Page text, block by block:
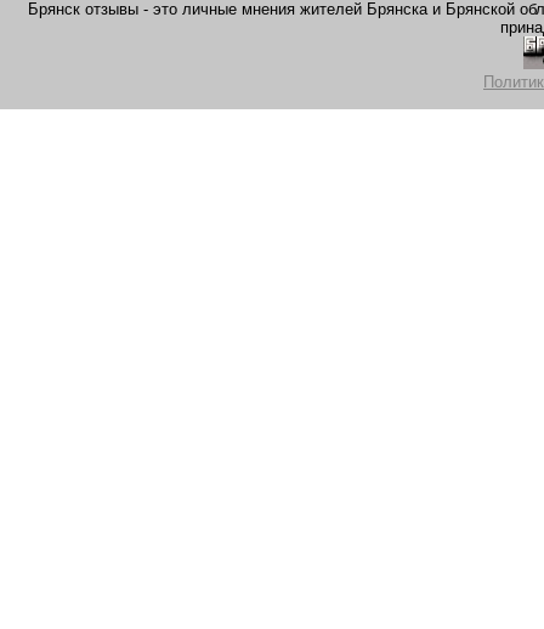
Брянск отзывы - это личные мнения жителей Брянска и Брянской